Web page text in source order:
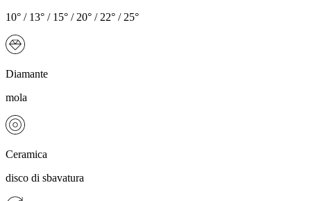
10° / 13° / 15° / 20° / 22° / 25°
Diamante
mola
Ceramica
disco di sbavatura